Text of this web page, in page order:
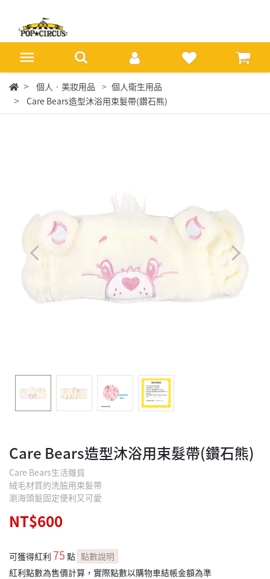
個人‧美妝用品
個人衛生用品
Care Bears造型沐浴用束髮帶(鑽石熊)
Care Bears造型沐浴用束髮帶(鑽石熊)
Care Bears生活雜貨
絨毛材質的洗臉用束髮帶
瀏海頭髮固定便利又可愛
NT$600
可獲得紅利 75 點 點數說明
紅利點數為售價計算，實際點數以購物車結帳金額為準